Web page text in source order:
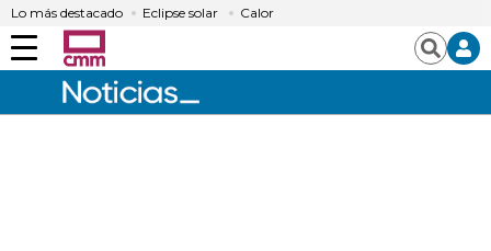
Lo más destacado Eclipse solar Calor
Menú Buscar